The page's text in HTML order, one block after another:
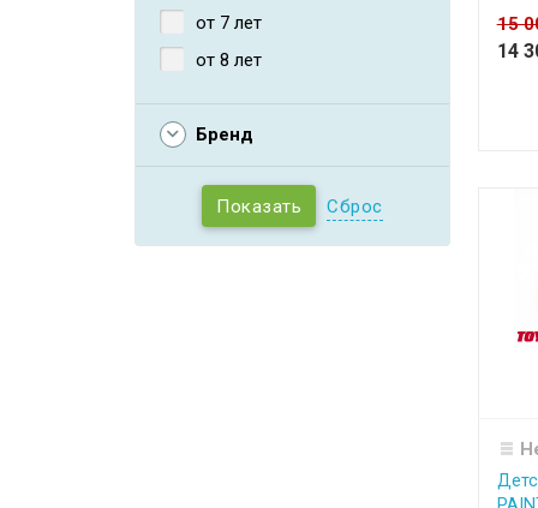
от 7 лет
от 8 лет
Бренд
Сброс
15
14